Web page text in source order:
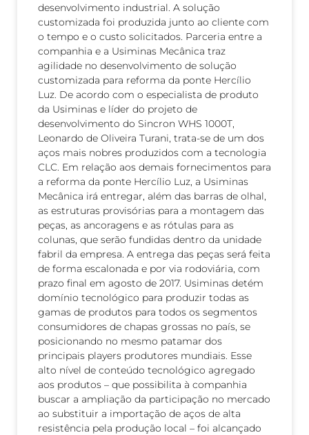
desenvolvimento industrial. A solução
customizada foi produzida junto ao cliente com
o tempo e o custo solicitados. Parceria entre a
companhia e a Usiminas Mecânica traz
agilidade no desenvolvimento de solução
customizada para reforma da ponte Hercílio
Luz. De acordo com o especialista de produto
da Usiminas e líder do projeto de
desenvolvimento do Sincron WHS 1000T,
Leonardo de Oliveira Turani, trata-se de um dos
aços mais nobres produzidos com a tecnologia
CLC. Em relação aos demais fornecimentos para
a reforma da ponte Hercílio Luz, a Usiminas
Mecânica irá entregar, além das barras de olhal,
as estruturas provisórias para a montagem das
peças, as ancoragens e as rótulas para as
colunas, que serão fundidas dentro da unidade
fabril da empresa. A entrega das peças será feita
de forma escalonada e por via rodoviária, com
prazo final em agosto de 2017. Usiminas detém
domínio tecnológico para produzir todas as
gamas de produtos para todos os segmentos
consumidores de chapas grossas no país, se
posicionando no mesmo patamar dos
principais players produtores mundiais. Esse
alto nível de conteúdo tecnológico agregado
aos produtos – que possibilita à companhia
buscar a ampliação da participação no mercado
ao substituir a importação de aços de alta
resistência pela produção local – foi alcançado